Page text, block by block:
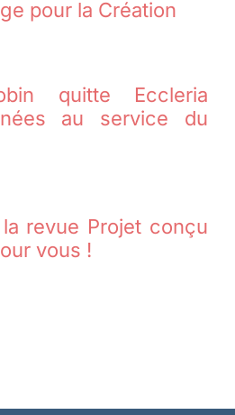
pour la Création
quitte Eccleria
au service du
revue Projet conçu
vous !